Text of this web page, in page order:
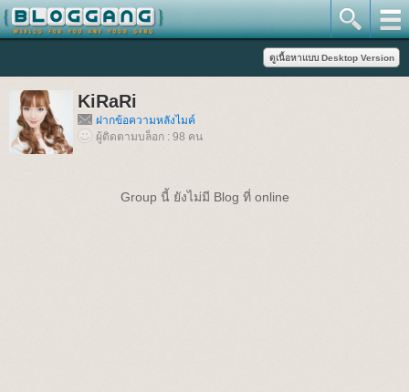
KiRaRi
ฝากข้อความหลังไมค์
ผู้ติดตามบล็อก : 98 คน
Group นี้ ยังไม่มี Blog ที่ online